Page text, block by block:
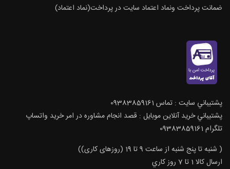
ضمانت پرداخت ونماد اعتماد سایت در پرداخت(نماد اعتماد)
پشتيباني سايت : تماس 09383859161
پشتيباني خريد آنلاين موبايل : قصد انجام مشاوره در امر خرید واتساپ
تلگرام 09383859161
( شنبه تا پنج شنبه از ساعت 9 تا 19 (روزهای کاری))
ارسال كالا 1 تا 7 روز كاري